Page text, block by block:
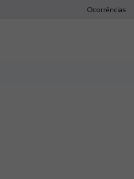
Ocorrências